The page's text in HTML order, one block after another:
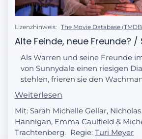
Lizenzhinweis: The Movie Database
Alte Feinde, neue Freunde? /
Als Warren und seine Freunde
von Sunnydale einen riesigen
stehlen, frieren sie den
Froststrahlenkanone ein und
unerkannt. Der Edelstein soll
eine geheime Operation
Währenddessen versucht Buffy
Spike auf Abstand zu halten. Als
Weiterlesen
Mit: Sarah Michelle Gellar,
Hannigan, Emma Caulfield &
Trachtenberg. Regie:Turi Meyer